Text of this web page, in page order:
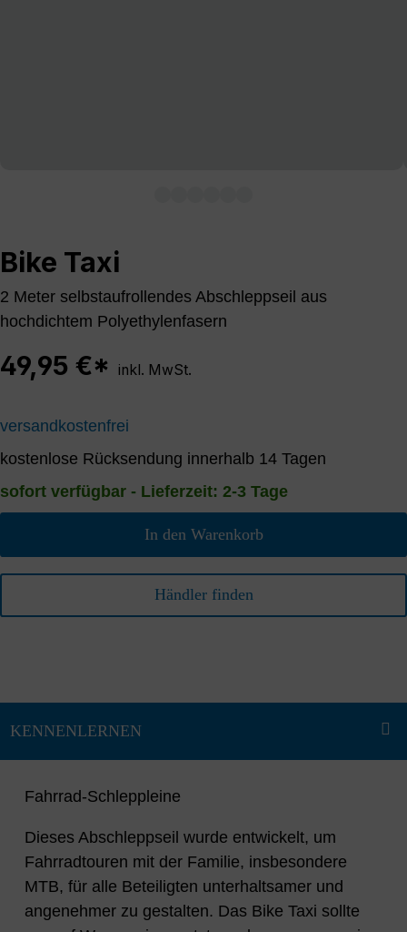
Bike Taxi
2 Meter selbstaufrollendes Abschleppseil aus
hochdichtem Polyethylenfasern
49,95 €* inkl. MwSt.
versandkostenfrei
kostenlose Rücksendung innerhalb 14 Tagen
sofort verfügbar - Lieferzeit: 2-3 Tage
In den Warenkorb
Händler finden
Fahrrad-Schleppleine
Dieses Abschleppseil wurde entwickelt, um
Fahrradtouren mit der Familie, insbesondere
MTB, für alle Beteiligten unterhaltsamer und
angenehmer zu gestalten. Das Bike Taxi sollte